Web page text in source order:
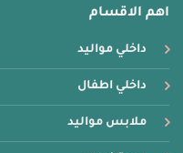
اهم الاقسام
داخلي مواليد
داخلي اطفال
ملابس مواليد